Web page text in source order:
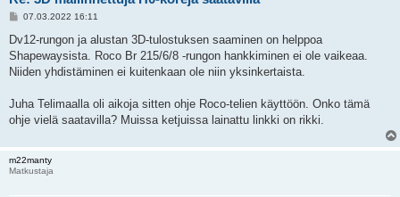
V
e
t
i
07.03.2022 16:11
Dv12-rungon ja alustan 3D-tulostuksen saaminen on helppoa
Shapewaysista. Roco Br 215/6/8 -rungon hankkiminen ei ole vaikeaa.
Niiden yhdistäminen ei kuitenkaan ole niin yksinkertaista.
Juha Telimaalla oli aikoja sitten ohje Roco-telien käyttöön. Onko tämä
ohje vielä saatavilla? Muissa ketjuissa lainattu linkki on rikki.
m22manty
Matkustaja